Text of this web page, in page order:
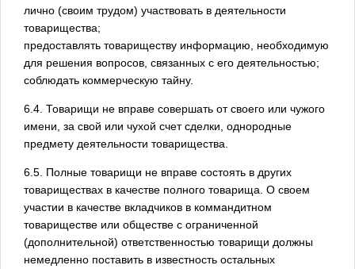
лично (своим трудом) участвовать в деятельности
товарищества;
предоставлять товариществу информацию, необходимую
для решения вопросов, связанных с его деятельностью;
соблюдать коммерческую тайну.
6.4. Товарищи не вправе совершать от своего или чужого
имени, за свой или чухой счет сделки, однородные
предмету деятельности товарищества.
6.5. Полные товарищи не вправе состоять в других
товариществах в качестве полного товарища. О своем
участии в качестве вкладчиков в коммандитном
товариществе или обществе с ограниченной
(дополнительной) ответственностью товарищи должны
немедленно поставить в известность остальных